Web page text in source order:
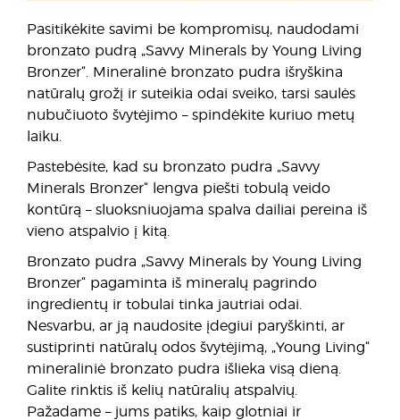
Pasitikėkite savimi be kompromisų, naudodami
bronzato pudrą „Savvy Minerals by Young Living
Bronzer“. Mineralinė bronzato pudra išryškina
natūralų grožį ir suteikia odai sveiko, tarsi saulės
nubučiuoto švytėjimo – spindėkite kuriuo metų
laiku.
Pastebėsite, kad su bronzato pudra „Savvy
Minerals Bronzer“ lengva piešti tobulą veido
kontūrą – sluoksniuojama spalva dailiai pereina iš
vieno atspalvio į kitą.
Bronzato pudra „Savvy Minerals by Young Living
Bronzer“ pagaminta iš mineralų pagrindo
ingredientų ir tobulai tinka jautriai odai.
Nesvarbu, ar ją naudosite įdegiui paryškinti, ar
sustiprinti natūralų odos švytėjimą, „Young Living“
mineraliniė bronzato pudra išlieka visą dieną.
Galite rinktis iš kelių natūralių atspalvių.
Pažadame – jums patiks, kaip glotniai ir